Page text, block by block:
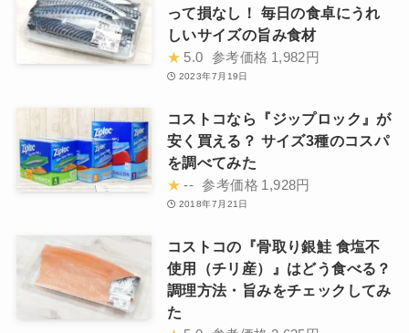
って損なし！ 毎日の食卓にうれ
しいサイズの旨み食材
★ 5.0 参考価格 1,982円
2023年7月19日
コストコなら『ジップロック』が
安く買える？ サイズ3種のコスパ
を調べてみた
★ -- 参考価格 1,928円
2018年7月21日
コストコの『骨取り銀鮭 食塩不
使用（チリ産）』はどう食べる？
調理方法・旨みをチェックしてみ
た